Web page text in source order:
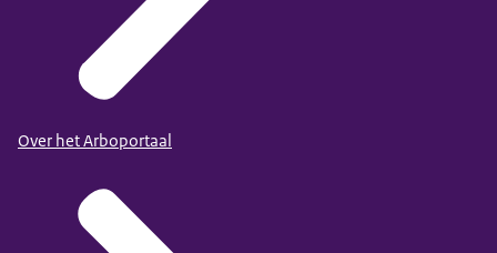
Over het Arboportaal